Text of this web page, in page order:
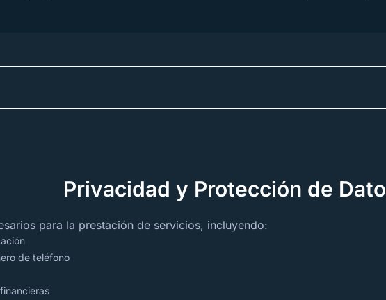
Privacidad y Protección de
para la prestación de servicios, incluyendo:
de teléfono